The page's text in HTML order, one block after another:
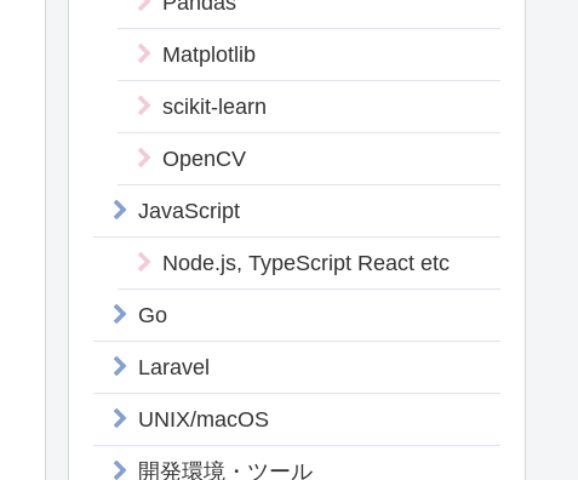
Matplotlib
scikit-learn
OpenCV
JavaScript
Node.js, TypeScript React etc
Go
Laravel
UNIX/macOS
開発環境・ツール